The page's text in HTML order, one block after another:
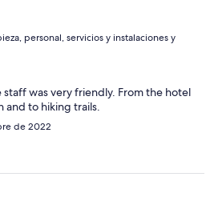
personal, servicios y instalaciones y
staff was very friendly. From the hotel
and to hiking trails.
de 2022